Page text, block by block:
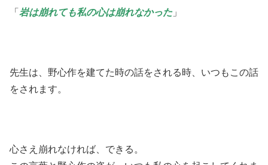
「 岩は崩れても私の心は崩れなかった 」
先生は、野心作を建てた時の話をされる時、いつもこの話
をされます。
心さえ崩れなければ、できる。